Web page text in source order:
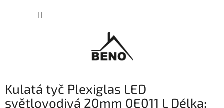
Kulatá tyč Plexiglas LED
světlovodivá 20mm 0E011 L Délka: